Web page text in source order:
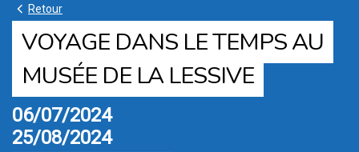
k Retour
VOYAGE DANS LE TEMPS AU
MUSÉE DE LA LESSIVE
06/07/2024
25/08/2024